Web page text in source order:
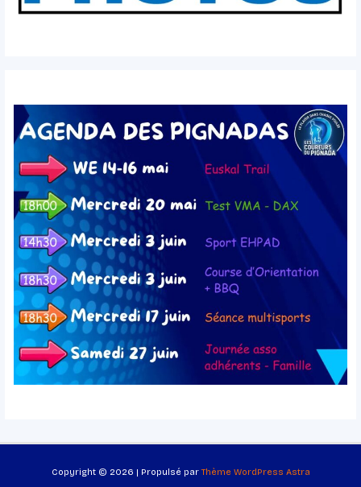
Copyright © 2026 | Propulsé parThème WordPress Astra